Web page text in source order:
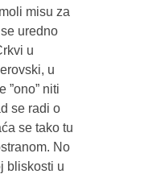
misu za
uredno
u
u
”ono” niti
se radi o
se tako tu
No
bliskosti u